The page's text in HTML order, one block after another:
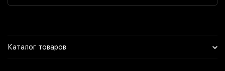
Каталог товаров